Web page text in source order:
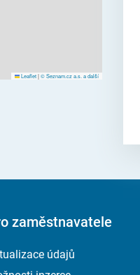
Leaflet|© Seznam.cz a.s. a další
zaměstnavatele
údajů